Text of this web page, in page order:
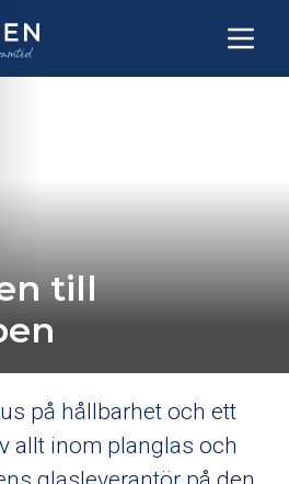
till
på hållbarhet och ett
allt inom planglas och